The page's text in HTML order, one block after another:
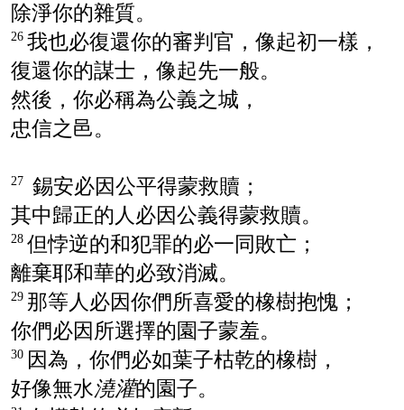
除淨你的雜質。
26 我也必復還你的審判官，像起初一樣，
復還你的謀士，像起先一般。
然後，你必稱為公義之城，
忠信之邑。
27 錫安必因公平得蒙救贖；
其中歸正的人必因公義得蒙救贖。
28 但悖逆的和犯罪的必一同敗亡；
離棄耶和華的必致消滅。
29 那等人必因你們所喜愛的橡樹抱愧；
你們必因所選擇的園子蒙羞。
30 因為，你們必如葉子枯乾的橡樹，
好像無水澆灌的園子。